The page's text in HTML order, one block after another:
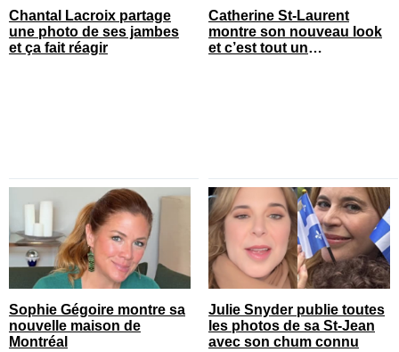
Chantal Lacroix partage
une photo de ses jambes
et ça fait réagir
Catherine St-Laurent
montre son nouveau look
et c’est tout un
Sophie Gégoire montre sa
nouvelle maison de
Montréal
Julie Snyder publie toutes
les photos de sa St-Jean
avec son chum connu